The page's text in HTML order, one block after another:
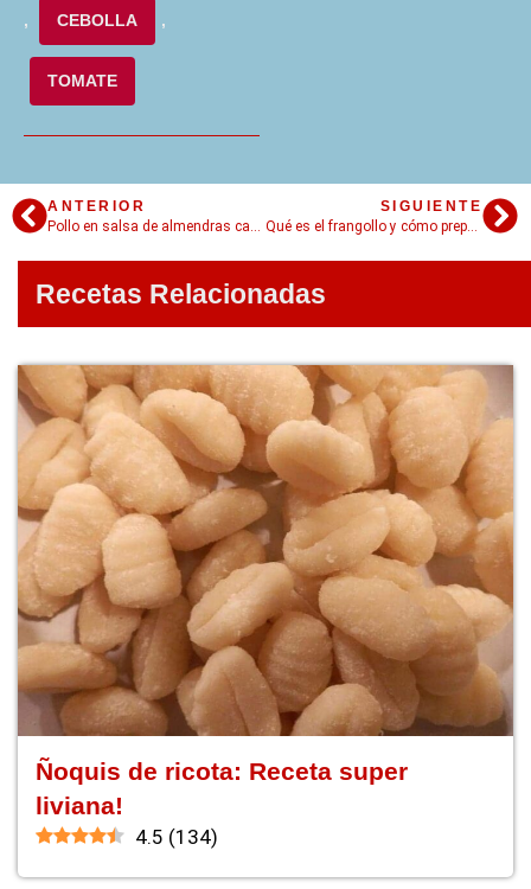
, CEBOLLA ,
TOMATE
ANTERIOR
SIGUIENTE
Qué es el frangollo y cómo preparar sus dos versiones: un postre canario y un guiso del norte argentino
Recetas Relacionadas
Ñoquis de ricota: Receta super
liviana!
4.5 (134)